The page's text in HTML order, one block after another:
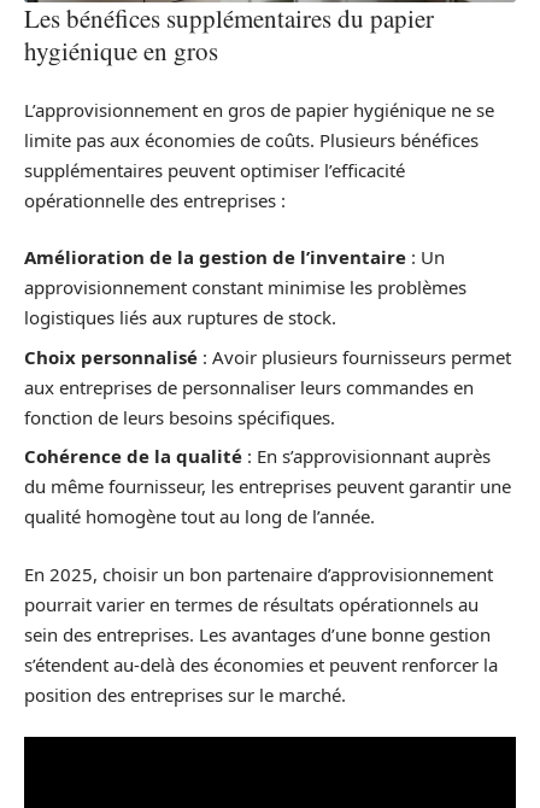
Les bénéfices supplémentaires du papier
hygiénique en gros
L’approvisionnement en gros de papier hygiénique ne se
limite pas aux économies de coûts. Plusieurs bénéfices
supplémentaires peuvent optimiser l’efficacité
opérationnelle des entreprises :
Amélioration de la gestion de l’inventaire : Un
approvisionnement constant minimise les problèmes
logistiques liés aux ruptures de stock.
Choix personnalisé : Avoir plusieurs fournisseurs permet
aux entreprises de personnaliser leurs commandes en
fonction de leurs besoins spécifiques.
Cohérence de la qualité : En s’approvisionnant auprès
du même fournisseur, les entreprises peuvent garantir une
qualité homogène tout au long de l’année.
En 2025, choisir un bon partenaire d’approvisionnement
pourrait varier en termes de résultats opérationnels au
sein des entreprises. Les avantages d’une bonne gestion
s’étendent au-delà des économies et peuvent renforcer la
position des entreprises sur le marché.